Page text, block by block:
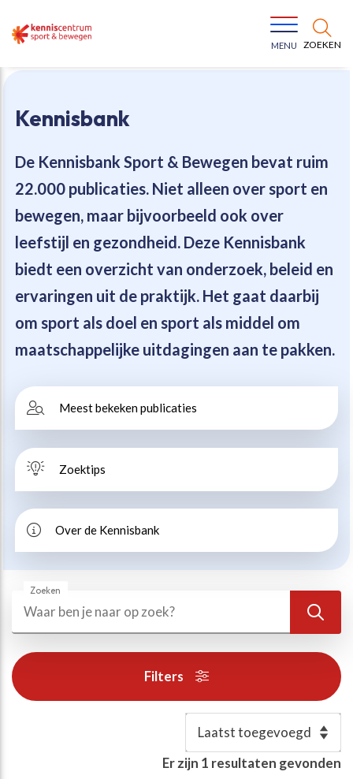
ZOEKEN
MENU
Kennisbank
De Kennisbank Sport & Bewegen bevat ruim
22.000 publicaties. Niet alleen over sport en
bewegen, maar bijvoorbeeld ook over
leefstijl en gezondheid. Deze Kennisbank
biedt een overzicht van onderzoek, beleid en
ervaringen uit de praktijk. Het gaat daarbij
om sport als doel en sport als middel om
maatschappelijke uitdagingen aan te pakken.
Meest bekeken publicaties
Zoektips
Over de Kennisbank
Zoeken
Zoeken
Filters
Er zijn 1 resultaten gevonden
Bewegen voor een gezonde leefstijl
Jeugd in beweging
Vitaal ouder worden
Maatschappelijke waarde
Beweegvriendelijke omgeving
Esports, gaming en gamification
Alle thema’s
Ons team
Onze missie
Onze werkwijze
Organisatie
Werken bij